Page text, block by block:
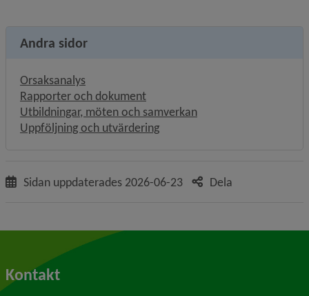
Andra sidor
Orsaksanalys
Rapporter och dokument
Utbildningar, möten och samverkan
Uppföljning och utvärdering
Sidan uppdaterades 2026-06-23 Dela
Kontakt